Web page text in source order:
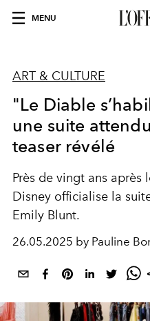
MENU
ART & CULTURE
"Le Diable
une suite
teaser révélé
Près de vingt ans
Disney officialise la
Emily Blunt.
26.05.2025 by Pauline